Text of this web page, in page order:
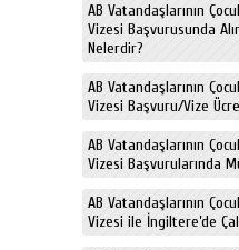
AB Vatandaşlarının
Vizesi Başvurusunda
Nelerdir?
AB Vatandaşlarının
Vizesi Başvuru/Vize
AB Vatandaşlarının
Vizesi Başvurularında
AB Vatandaşlarının
Vizesi ile İngiltere’de